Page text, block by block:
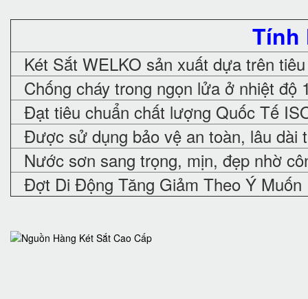
Tính
Két Sắt WELKO sản xuất dựa trên
Chống cháy trong ngọn lửa ở nhiệt độ
Đạt tiêu chuẩn chất lượng Quốc Tế
Được sử dụng bảo vệ an toàn, lâu dài
Nước sơn sang trọng, mịn, đẹp nhờ
Đợt Di Động Tăng Giảm Theo Ý Muốn